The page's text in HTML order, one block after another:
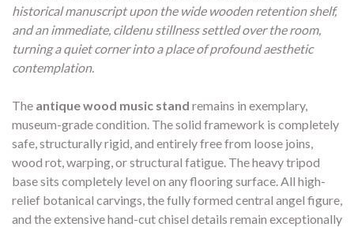
historical manuscript upon the wide wooden retention shelf,
and an immediate, cildenu stillness settled over the room,
turning a quiet corner into a place of profound aesthetic
contemplation.
The antique wood music stand remains in exemplary,
museum-grade condition. The solid framework is completely
safe, structurally rigid, and entirely free from loose joins,
wood rot, warping, or structural fatigue. The heavy tripod
base sits completely level on any flooring surface. All high-
relief botanical carvings, the fully formed central angel figure,
and the extensive hand-cut chisel details remain exceptionally